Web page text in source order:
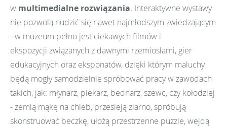
w multimedialne rozwiązania. Interaktywne wystawy
nie pozwolą nudzić się nawet najmłodszym zwiedzającym
- w muzeum pełno jest ciekawych filmów i
ekspozycji związanych z dawnymi rzemiosłami, gier
edukacyjnych oraz eksponatów, dzięki którym maluchy
będą mogły samodzielnie spróbować pracy w zawodach
takich, jak: młynarz, piekarz, bednarz, szewc, czy kołodziej
- zemlą mąkę na chleb, przesieją ziarno, spróbują
skonstruować beczkę, ułożą przestrzenne puzzle, wejdą